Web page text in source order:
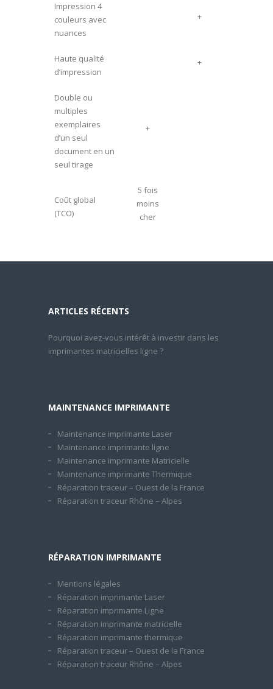
Impression 4
couleurs avec
nuances
+
Haute qualité
d’impression
+
Double ou
multiples
exemplaires
d’un seul
document en un
seul tirage
+
Coût global
(TCO)
5 fois
moins
cher
ARTICLES RÉCENTS
Pourquoi avez-vous intérêt à investir dans les
imprimantes matricielles ligne ?
MAINTENANCE IMPRIMANTE
Maintenance imprimante Laser
Maintenance imprimante ligne
Maintenance imprimante Matricielle
Maintenance imprimante Thermique
Réparation traceur – Ouest de la France
Réparation traceur Rhône – Alpes
RÉPARATION IMPRIMANTE
Mentions légales
Réparation imprimante Laser
Réparation imprimante Ligne
Réparation imprimante matricielle
Réparation imprimante thermique
Réparation traceur – Ouest de la France
Réparation traceur Rhône – Alpes